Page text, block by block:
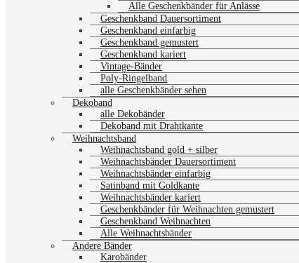
Alle Geschenkbänder für Anlässe
Geschenkband Dauersortiment
Geschenkband einfarbig
Geschenkband gemustert
Geschenkband kariert
Vintage-Bänder
Poly-Ringelband
alle Geschenkbänder sehen
Dekoband
alle Dekobänder
Dekoband mit Drahtkante
Weihnachtsband
Weihnachtsband gold + silber
Weihnachtsbänder Dauersortiment
Weihnachtsbänder einfarbig
Satinband mit Goldkante
Weihnachtsbänder kariert
Geschenkbänder für Weihnachten gemustert
Geschenkband Weihnachten
Alle Weihnachtsbänder
Andere Bänder
Karobänder